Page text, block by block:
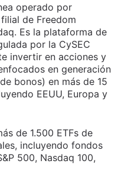
operado por
de Freedom
Es la plataforma de
por la CySEC
invertir en acciones y
en generación
bonos) en más de 15
EEUU, Europa y
de 1.500 ETFs de
incluyendo fondos
500, Nasdaq 100,